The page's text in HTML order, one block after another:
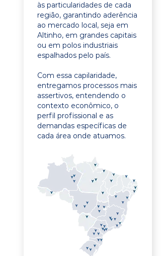
às particularidades de cada
região, garantindo aderência
ao mercado local, seja em
Altinho, em grandes capitais
ou em polos industriais
espalhados pelo país.
Com essa capilaridade,
entregamos processos mais
assertivos, entendendo o
contexto econômico, o
perfil profissional e as
demandas específicas de
cada área onde atuamos.